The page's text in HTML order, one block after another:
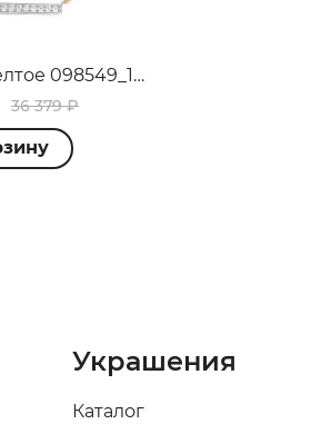
Колье Золото жёлтое 098549_10_03_005_0000
36 379 ₽
Украшения
Каталог